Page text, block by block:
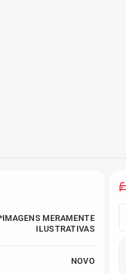
MERAMENTE
ILUSTRATIVAS
NOVO